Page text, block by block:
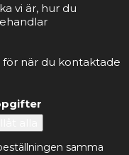
vi är, hur du
när du kontaktade
samma